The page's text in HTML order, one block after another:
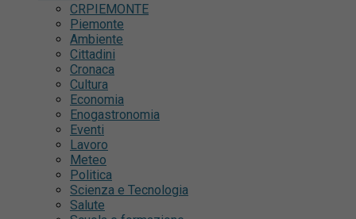
CRPIEMONTE
Piemonte
Ambiente
Cittadini
Cronaca
Cultura
Economia
Enogastronomia
Eventi
Lavoro
Meteo
Politica
Scienza e Tecnologia
Salute